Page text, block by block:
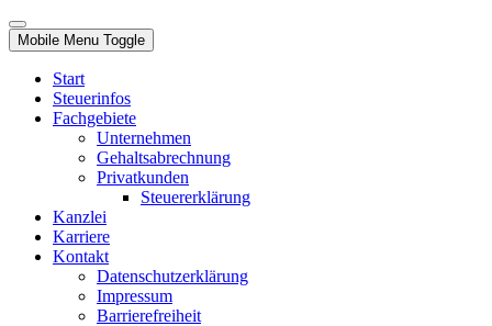
Mobile Menu Toggle
Start
Steuerinfos
Fachgebiete
Unternehmen
Gehaltsabrechnung
Privatkunden
Steuererklärung
Kanzlei
Karriere
Kontakt
Datenschutzerklärung
Impressum
Barrierefreiheit